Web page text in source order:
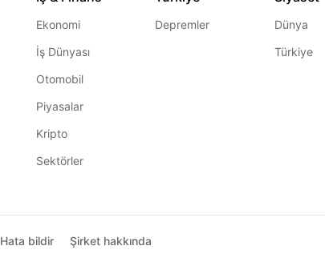
Ekonomi
İş Dünyası
Otomobil
Piyasalar
Kripto
Sektörler
Depremler
Dünya
Türkiye
Hata bildir Şirket hakkında